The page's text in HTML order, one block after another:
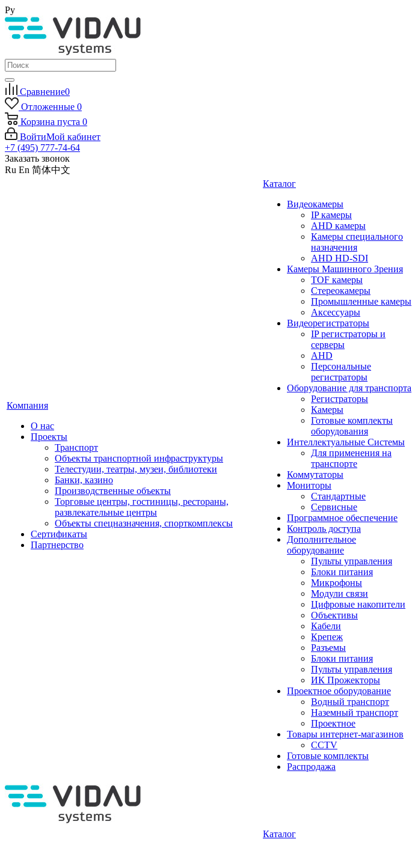
Ру
Сравнение0
Отложенные 0
Корзина пуста 0
ВойтиМой кабинет
+7 (495) 777-74-64
Заказать звонок
Ru En 简体中文
Компания
О нас
Проекты
Транспорт
Объекты транспортной инфраструктуры
Телестудии, театры, музеи, библиотеки
Банки, казино
Производственные объекты
Торговые центры, гостиницы, рестораны,
развлекательные центры
Объекты спецназначения, спорткомплексы
Сертификаты
Партнерство
Каталог
Видеокамеры
IP камеры
AHD камеры
Камеры специального
назначения
AHD HD-SDI
Камеры Машинного Зрения
TOF камеры
Стереокамеры
Промышленные камеры
Аксессуары
Видеорегистраторы
IP регистраторы и
серверы
AHD
Персональные
регистраторы
Оборудование для транспорта
Регистраторы
Камеры
Готовые комплекты
оборудования
Интеллектуальные Системы
Для применения на
транспорте
Коммутаторы
Мониторы
Стандартные
Сервисные
Программное обеспечение
Контроль доступа
Дополнительное
оборудование
Пульты управления
Блоки питания
Микрофоны
Модули связи
Цифровые накопители
Объективы
Кабели
Крепеж
Разъемы
Блоки питания
Пульты управления
ИК Прожекторы
Проектное оборудование
Водный транспорт
Наземный транспорт
Проектное
Товары интернет-магазинов
CCTV
Готовые комплекты
Распродажа
Каталог